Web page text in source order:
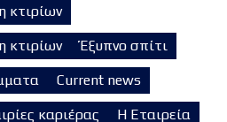
κτιρίων
κτιρίων Έξυπνο σπίτι
Current news
καριέρας Η Εταιρεία